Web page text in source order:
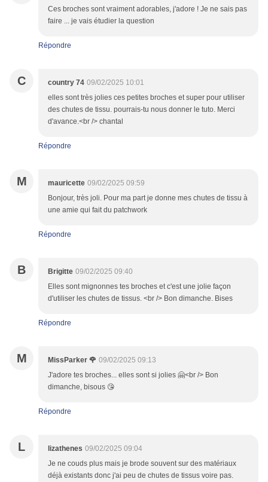
Ces broches sont vraiment adorables, j'adore ! Je ne sais pas
faire ... je vais étudier la question
Répondre
C country 74 09/02/2025 10:01
elles sont très jolies ces petites broches et super pour utiliser
des chutes de tissu. pourrais-tu nous donner le tuto. Merci
d'avance.<br /> chantal
Répondre
M mauricette 09/02/2025 09:59
Bonjour, très joli. Pour ma part je donne mes chutes de tissu à
une amie qui fait du patchwork
Répondre
B Brigitte 09/02/2025 09:40
Elles sont mignonnes tes broches et c'est une jolie façon
d'utiliser les chutes de tissus. <br /> Bon dimanche. Bises
Répondre
M MissParker 🌹 09/02/2025 09:13
J'adore tes broches... elles sont si jolies 🤗<br /> Bon
dimanche, bisous 😘
Répondre
L lizathenes 09/02/2025 09:04
Je ne couds plus mais je brode souvent sur des matériaux
déjà existants donc j'ai peu de chutes de tissus voire pas.